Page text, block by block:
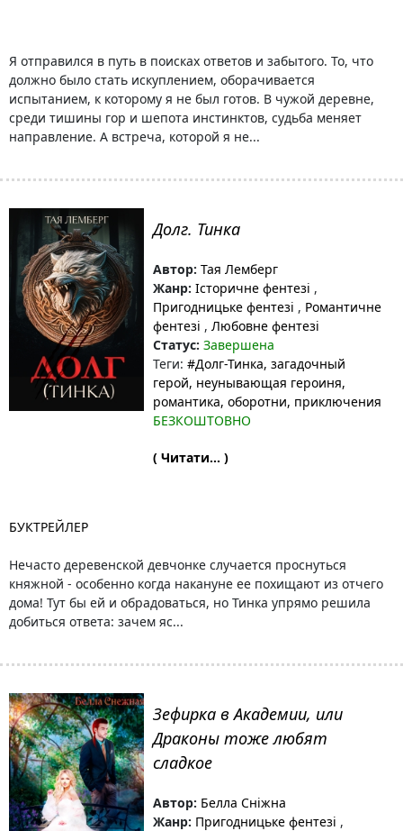
Я отправился в путь в поисках ответов и забытого. То, что
должно было стать искуплением, оборачивается
испытанием, к которому я не был готов. В чужой деревне,
среди тишины гор и шепота инстинктов, судьба меняет
направление. А встреча, которой я не...
Долг. Тинка
Автор: Тая Лемберг
Жанр: Історичне фентезі ,
Пригодницьке фентезі , Романтичне
фентезі , Любовне фентезі
Статус: Завершена
Теги: #Долг-Тинка, загадочный
герой, неунывающая героиня,
романтика, оборотни, приключения
БЕЗКОШТОВНО
( Читати... )
БУКТРЕЙЛЕР
Нечасто деревенской девчонке случается проснуться
княжной - особенно когда накануне ее похищают из отчего
дома! Тут бы ей и обрадоваться, но Тинка упрямо решила
добиться ответа: зачем яс...
Зефирка в Академии, или
Драконы тоже любят
сладкое
Автор: Белла Сніжна
Жанр: Пригодницьке фентезі ,